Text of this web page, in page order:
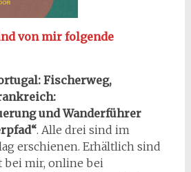
von mir folgende
Fischerweg,
und Wanderführer
. Alle drei sind im
erschienen. Erhältlich sind
bei mir, online bei